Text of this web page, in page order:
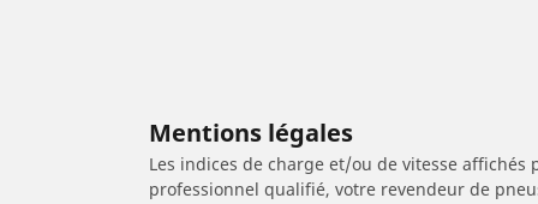
Mentions légales
Les indices de charge et/ou de vitesse
professionnel qualifié, votre revendeur de